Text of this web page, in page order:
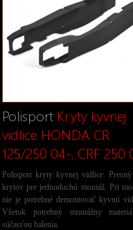
Polisport Kryty kyvnej
vidlice HONDA CR
125/250 04-, CRF 250
Polisport kryty kyvnej vidlice.
krytov pre jednoduchú montáž. Pri
nie je potrebné demontovať kyvnú
Všetok potrebný montážny
súčasťou balenia.